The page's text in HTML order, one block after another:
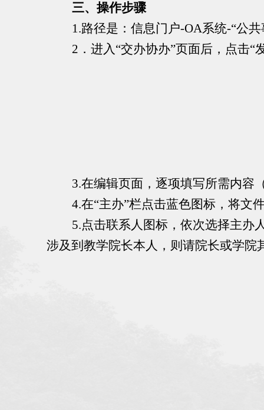
三、操作步骤
1.路径是：信息门户-OA系统-“公
2．进入“交办协办”页面后，点击“
3.在编辑页面，逐项填写所需内容
4.在“主办”栏点击蓝色图标，将文
5.点击联系人图标，依次选择主办
涉及到教学院长本人，则请院长或学院